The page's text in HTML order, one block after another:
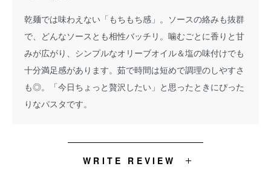
乾麺では味わえない「もちもち感」。ソースの絡みも抜群
で、どんなソースとも相性バッチリ。噛むごとに香りと甘
みが広がり、シンプルなオリーブオイル＆塩の味付けでも
十分満足感があります。茹で時間は短めで調理のしやすさ
も◎。「今日ちょっと贅沢したい」と思ったときにぴった
りなパスタです。
WRITE REVIEW